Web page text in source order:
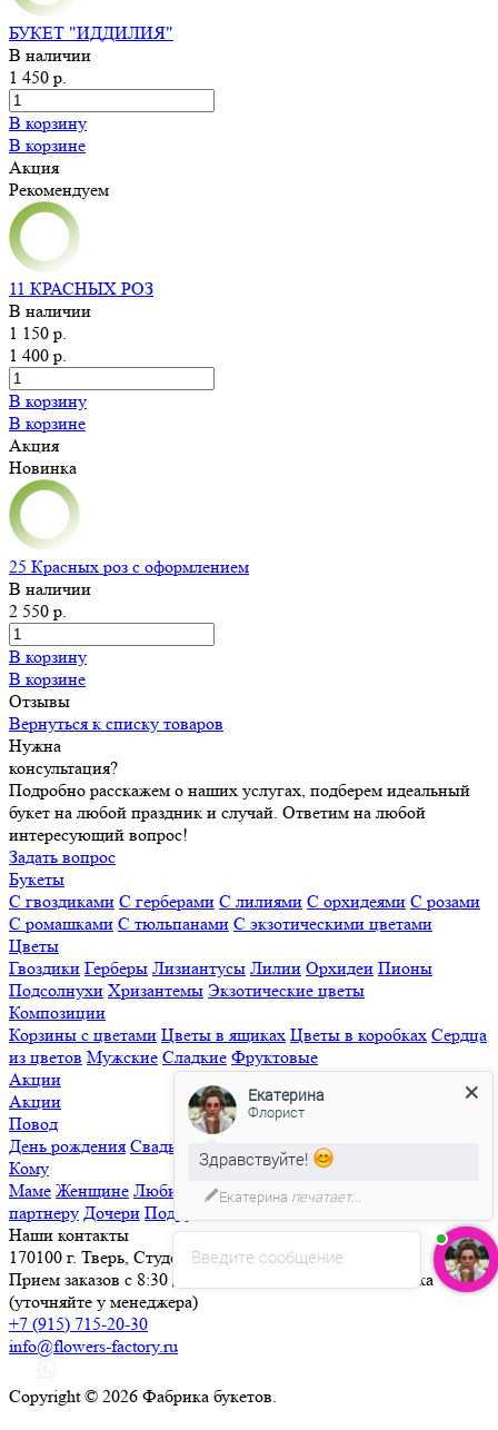
БУКЕТ "ИДДИЛИЯ"
В наличии
1 450 р.
В корзину
В корзине
Акция
Рекомендуем
11 КРАСНЫХ РОЗ
В наличии
1 150 р.
1 400 р.
В корзину
В корзине
Акция
Новинка
25 Красных роз с оформлением
В наличии
2 550 р.
В корзину
В корзине
Отзывы
Вернуться к списку товаров
Нужна
консультация?
Подробно расскажем о наших услугах, подберем идеальный
букет на любой праздник и случай. Ответим на любой
интересующий вопрос!
Задать вопрос
Букеты
С гвоздиками С герберами С лилиями С орхидеями С розами
С ромашками С тюльпанами С экзотическими цветами
Цветы
Гвоздики Герберы Лизиантусы Лилии Орхидеи Пионы
Подсолнухи Хризантемы Экзотические цветы
Композиции
Корзины с цветами Цветы в ящиках Цветы в коробках Сердца
из цветов Мужские Сладкие Фруктовые
Акции
Акции
Повод
День рождения Свадьба Извинения
Кому
Маме Женщине Любимой Семье Мужчине Ребенку
партнеру Дочери Подруге
Наши контакты
170100 г. Тверь, Студенческий переулок, д. 25
Прием заказов с 8:30 до 21:30, круглосуточная доставка
(уточняйте у менеджера)
+7 (915) 715-20-30
info@flowers-factory.ru
Copyright © 2026 Фабрика букетов.
Введите сообщение
Екатерина
Флорист
Здравствуйте!
Екатерина печатает...